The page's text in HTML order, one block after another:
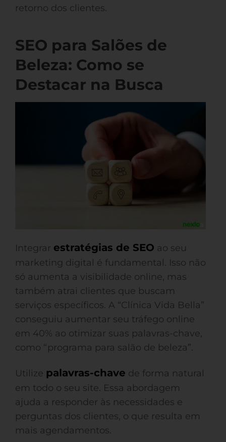
retorno dos clientes.
SEO para Salões de
Beleza: Como se
Destacar na Busca
Integrar estratégias de SEO ao seu
marketing digital é fundamental. Isso não
só aumenta a visibilidade online, mas
também atrai clientes que buscam
serviços específicos. A “Clínica Vida Bella”
conseguiu aumentar seu tráfego online
em 40% ao otimizar suas palavras-chave,
como “programa para salão de beleza”.
Utilize palavras-chave de forma natural
em todo o seu site. Essa abordagem
ajuda a responder às necessidades e
perguntas dos clientes, o que resulta em
mais agendamentos.